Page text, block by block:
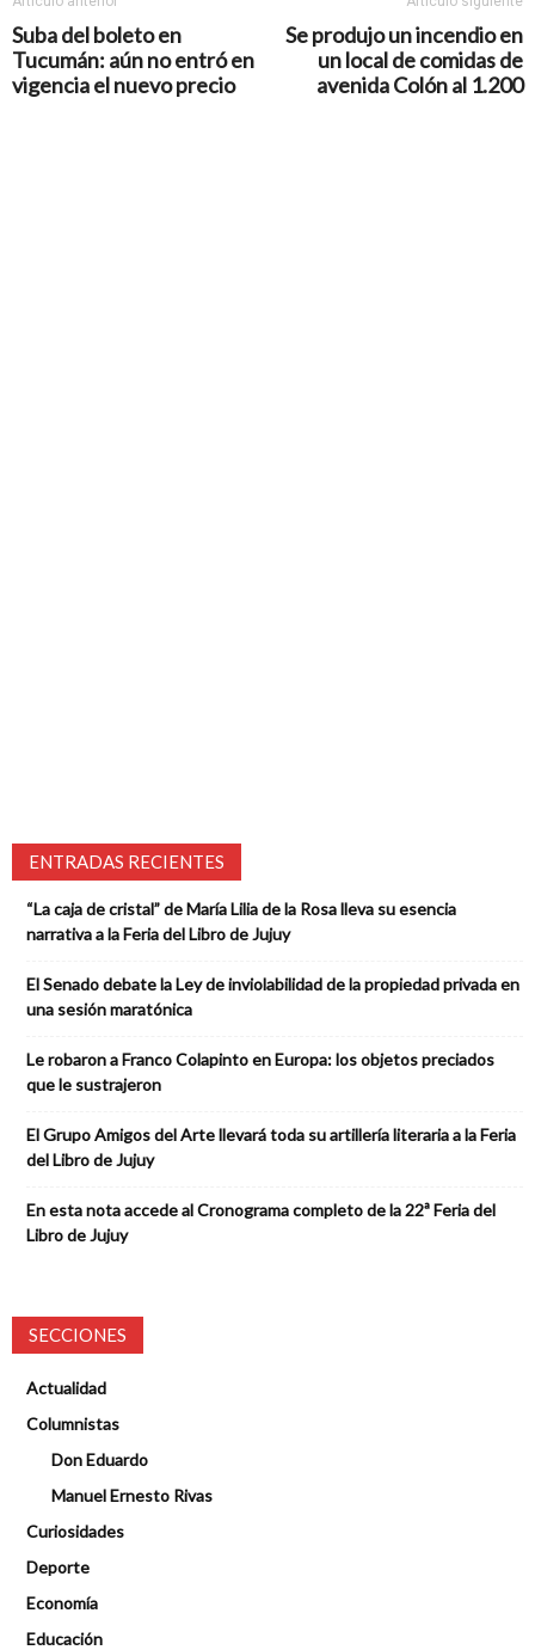
Suba del boleto en
Tucumán: aún no entró en
vigencia el nuevo precio
Se produjo un incendio en
un local de comidas de
avenida Colón al 1.200
ENTRADAS RECIENTES
“La caja de cristal” de María Lilia de la Rosa lleva su esencia
narrativa a la Feria del Libro de Jujuy
El Senado debate la Ley de inviolabilidad de la propiedad privada en
una sesión maratónica
Le robaron a Franco Colapinto en Europa: los objetos preciados
que le sustrajeron
El Grupo Amigos del Arte llevará toda su artillería literaria a la Feria
del Libro de Jujuy
En esta nota accede al Cronograma completo de la 22ª Feria del
Libro de Jujuy
SECCIONES
Actualidad
Columnistas
Don Eduardo
Manuel Ernesto Rivas
Curiosidades
Deporte
Economía
Educación